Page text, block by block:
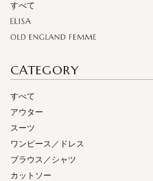
すべて
CATEGORY
すべて
アウター
スーツ
ワンピース／ドレス
ブラウス／シャツ
カットソー